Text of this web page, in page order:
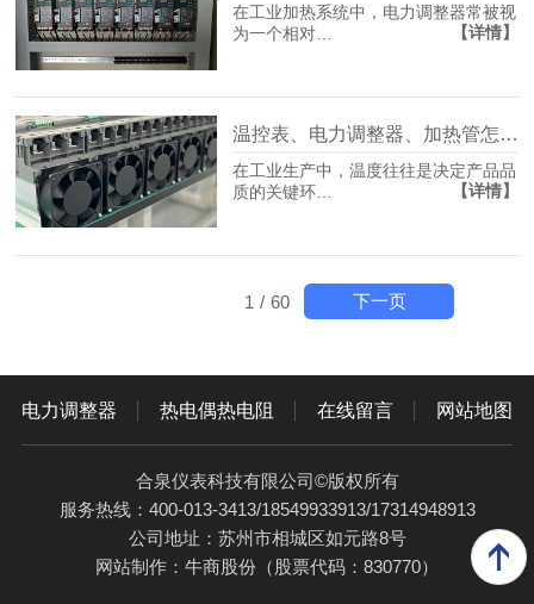
在工业加热系统中，电力调整器常被视
为一个相对…
【详情】
温控表、电力调整器、加热管怎么搭？
在工业生产中，温度往往是决定产品品
质的关键环…
【详情】
1 / 60 下一页
电力调整器 热电偶热电阻 在线留言 网站地图
合泉仪表科技有限公司©版权所有
服务热线：400-013-3413/18549933913/17314948913
公司地址：苏州市相城区如元路8号
网站制作： 牛商股份 （股票代码：830770）